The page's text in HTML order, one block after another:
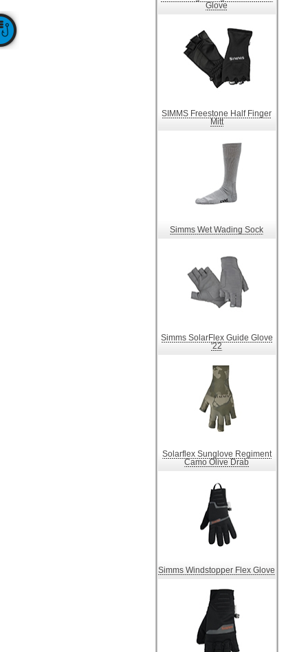
Glove
SIMMS Freestone Half Finger
Mitt
Simms Wet Wading Sock
Simms SolarFlex Guide Glove
'22
Solarflex Sunglove Regiment
Camo Olive Drab
Simms Windstopper Flex Glove